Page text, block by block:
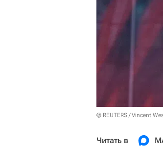
© REUTERS / Vincent
Читать в